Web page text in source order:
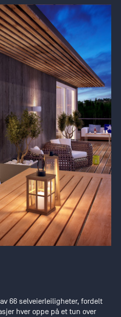
66 selveierleiligheter, fordelt
hver oppe på et tun over